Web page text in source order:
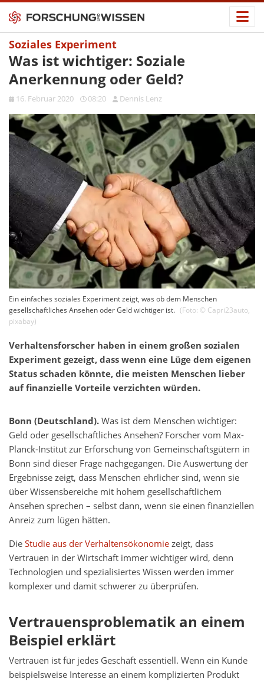
Soziales Experiment
Was ist wichtiger: Soziale
Anerkennung oder Geld?
16. Februar 2020 08:20 Dennis Lenz
Ein einfaches soziales Experiment zeigt, was ob dem Menschen
gesellschaftliches Ansehen oder Geld wichtiger ist. (Foto: © Capri23auto,
pixabay)
Verhaltensforscher haben in einem großen sozialen
Experiment gezeigt, dass wenn eine Lüge dem eigenen
Status schaden könnte, die meisten Menschen lieber
auf finanzielle Vorteile verzichten würden.
Bonn (Deutschland).Was ist dem Menschen wichtiger:
Geld oder gesellschaftliches Ansehen? Forscher vom Max-
Planck-Institut zur Erforschung von Gemeinschaftsgütern in
Bonn sind dieser Frage nachgegangen. Die Auswertung der
Ergebnisse zeigt, dass Menschen ehrlicher sind, wenn sie
über Wissensbereiche mit hohem gesellschaftlichem
Ansehen sprechen – selbst dann, wenn sie einen finanziellen
Anreiz zum lügen hätten.
DieStudie aus der Verhaltensökonomiezeigt, dass
Vertrauen in der Wirtschaft immer wichtiger wird, denn
Technologien und spezialisiertes Wissen werden immer
komplexer und damit schwerer zu überprüfen.
Vertrauensproblematik an einem
Beispiel erklärt
Vertrauen ist für jedes Geschäft essentiell. Wenn ein Kunde
beispielsweise Interesse an einem komplizierten Produkt